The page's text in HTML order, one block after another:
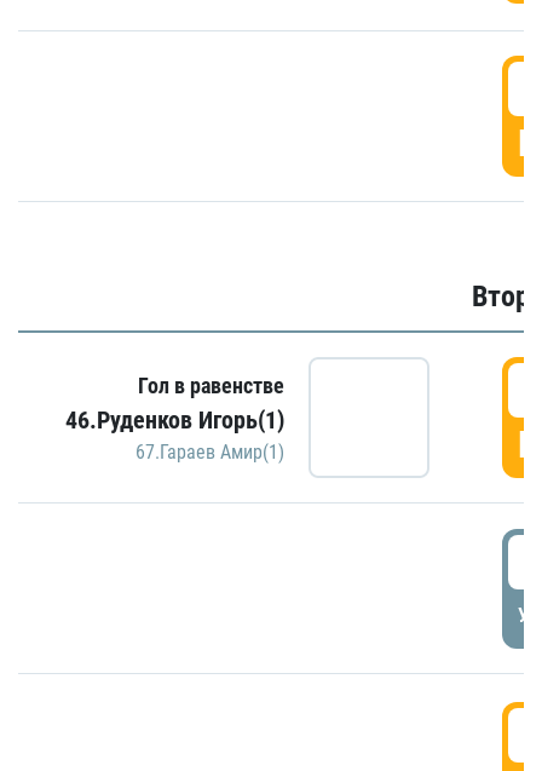
Гол в равенстве
46.Руденков Игорь(1)
67.Гараев Амир(1)